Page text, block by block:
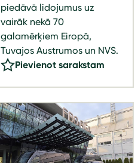
piedāvā lidojumus uz
vairāk nekā 70
galamērķiem Eiropā,
Tuvajos Austrumos un NVS.
Pievienot sarakstam